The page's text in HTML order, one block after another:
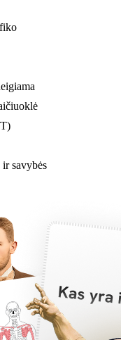
savybės